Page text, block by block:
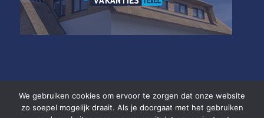
We gebruiken cookies om ervoor te zorgen dat onze website
zo soepel mogelijk draait. Als je doorgaat met het gebruiken